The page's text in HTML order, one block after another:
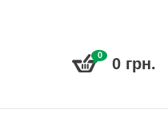
0 0 грн.